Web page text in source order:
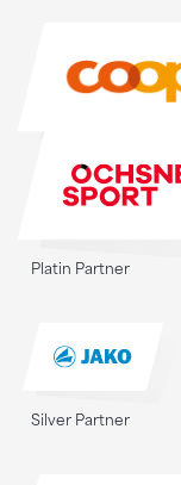
Platin Partner
Silver Partner